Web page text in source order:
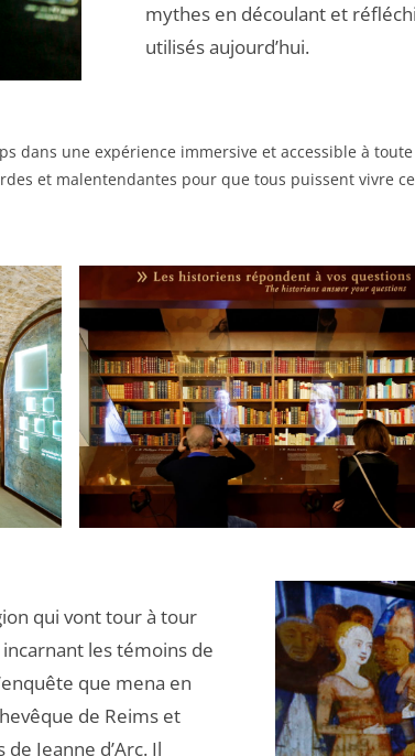
mythes en découlant et
utilisés aujourd’hui.
dans une expérience immersive et accessible à
et malentendantes pour que tous puissent vivre
qui vont tour à tour
les témoins de
que mena en
de Reims et
Jeanne d’Arc. Il